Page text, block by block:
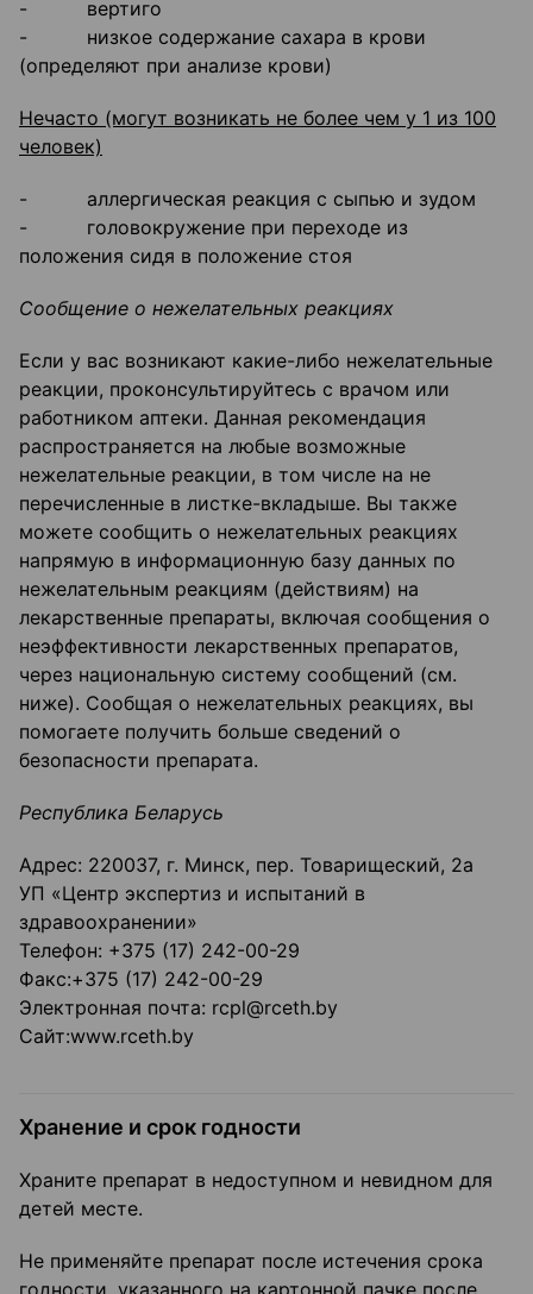
- вертиго
- низкое содержание сахара в крови
(определяют при анализе крови)
Нечасто (могут возникать не более чем у 1 из 100
человек)
- аллергическая реакция с сыпью и зудом
- головокружение при переходе из
положения сидя в положение стоя
Сообщение о нежелательных реакциях
Если у вас возникают какие-либо нежелательные
реакции, проконсультируйтесь с врачом или
работником аптеки. Данная рекомендация
распространяется на любые возможные
нежелательные реакции, в том числе на не
перечисленные в листке-вкладыше. Вы также
можете сообщить о нежелательных реакциях
напрямую в информационную базу данных по
нежелательным реакциям (действиям) на
лекарственные препараты, включая сообщения о
неэффективности лекарственных препаратов,
через национальную систему сообщений (см.
ниже). Сообщая о нежелательных реакциях, вы
помогаете получить больше сведений о
безопасности препарата.
Республика Беларусь
Адрес: 220037, г. Минск, пер. Товарищеский, 2а
УП «Центр экспертиз и испытаний в
здравоохранении»
Телефон: +375 (17) 242-00-29
Факс:+375 (17) 242-00-29
Электронная почта: rcpl@rceth.by
Сайт:www.rceth.by
Хранение и срок годности
Храните препарат в недоступном и невидном для
детей месте.
Не применяйте препарат после истечения срока